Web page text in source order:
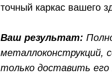
точный каркас вашего
Ваш результат:
металлоконструкций,
только доставить